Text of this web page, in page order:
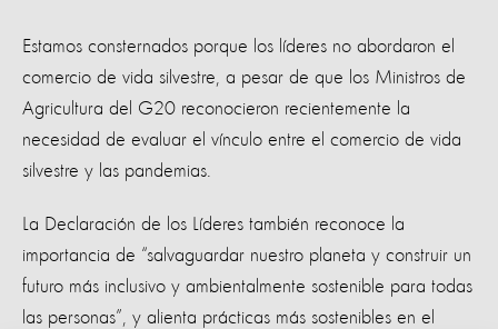
Estamos consternados porque los líderes no abordaron el
comercio de vida silvestre, a pesar de que los Ministros de
Agricultura del G20 reconocieron recientemente la
necesidad de evaluar el vínculo entre el comercio de vida
silvestre y las pandemias.
La Declaración de los Líderes también reconoce la
importancia de “salvaguardar nuestro planeta y construir un
futuro más inclusivo y ambientalmente sostenible para todas
las personas”, y alienta prácticas más sostenibles en el